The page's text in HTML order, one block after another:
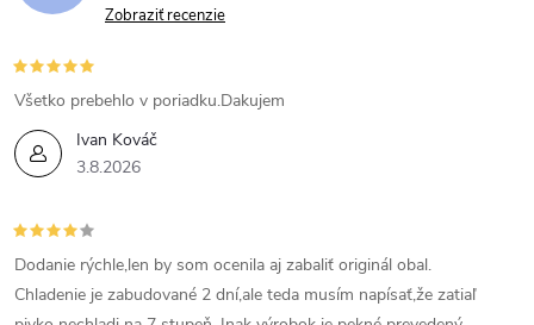
Zobraziť recenzie
Ivan Kováč
3.8.2026
Všetko prebehlo v poriadku.Dakujem
Dodanie rýchle,len by som ocenila aj zabaliť originál obal.
Chladenie je zabudované 2 dní,ale teda musím napísať,že zatiaľ